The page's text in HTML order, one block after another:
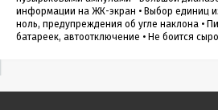
информации на ЖК-экран • Выбор единиц
ноль, предупреждения об угле наклона •
батареек, автоотключение • Не боится